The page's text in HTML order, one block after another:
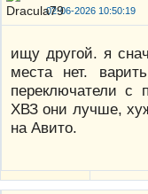
02-06-2026 10:50:19
ищу другой. я
места нет.
переключатели с
ХВЗ они лучше,
на Авито.